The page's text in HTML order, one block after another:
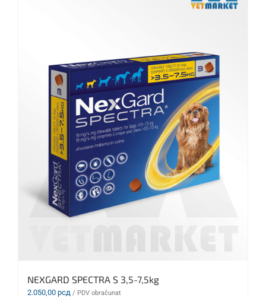
NEXGARD SPECTRA S 3,5-7,5kg
2.050,00 рсд / PDV obračunat